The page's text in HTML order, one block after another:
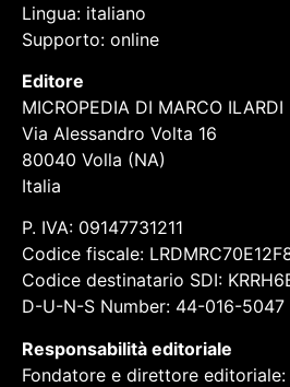
Lingua: italiano
Supporto: online
Editore
MICROPEDIA DI MARCO ILARDI
Via Alessandro Volta 16
80040 Volla (NA)
Italia
P. IVA: 09147731211
Codice fiscale:
Codice destinatario SDI:
D-U-N-S Number: 44-016-5047
Responsabilità editoriale
Fondatore e direttore